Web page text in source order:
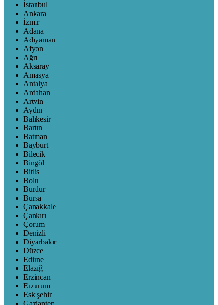
İstanbul
Ankara
İzmir
Adana
Adıyaman
Afyon
Ağrı
Aksaray
Amasya
Antalya
Ardahan
Artvin
Aydın
Balıkesir
Bartın
Batman
Bayburt
Bilecik
Bingöl
Bitlis
Bolu
Burdur
Bursa
Çanakkale
Çankırı
Çorum
Denizli
Diyarbakır
Düzce
Edirne
Elazığ
Erzincan
Erzurum
Eskişehir
Gaziantep